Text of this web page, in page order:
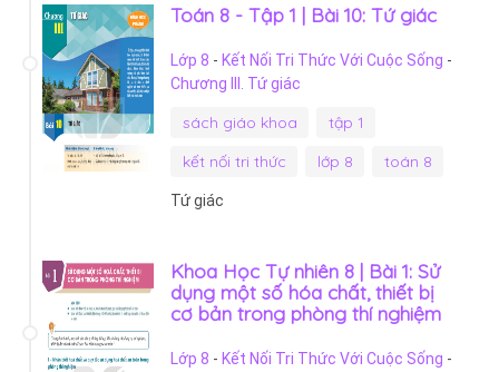
Toán 8 - Tập 1 | Bài 10: Tứ giác
Lớp 8 - Kết Nối Tri Thức Với Cuộc Sống -
Chương III. Tứ giác
sách giáo khoa
tập 1
kết nối tri thức
lớp 8 toán 8
Tứ giác
Khoa Học Tự nhiên 8 | Bài 1: Sử
dụng một số hóa chất, thiết bị
cơ bản trong phòng thí nghiệm
Lớp 8 - Kết Nối Tri Thức Với Cuộc Sống -